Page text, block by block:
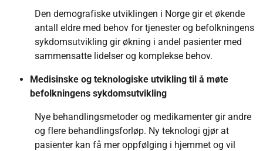
Den demografiske utviklingen i Norge gir et økende
antall eldre med behov for tjenester og befolkningens
sykdomsutvikling gir økning i andel pasienter med
sammensatte lidelser og komplekse behov.
Medisinske og teknologiske utvikling til å møte
befolkningens sykdomsutvikling
Nye behandlingsmetoder og medikamenter gir andre
og flere behandlingsforløp. Ny teknologi gjør at
pasienter kan få mer oppfølging i hjemmet og vil